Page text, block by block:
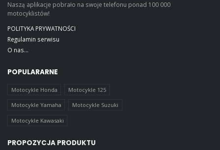
Naszą aplikacje pobrało na swoje telefonu ponad 100 000
motocyklistów!
POLITYKA PRYWATNOŚCI
Regulamin serwisu
O nas...
POPULARARNE
Motocykle Honda Motocykle 125
Motocykle Yamaha Motocykle Suzuki
Motocykle Kawasaki
PROPOZYCJA PRODUKTU